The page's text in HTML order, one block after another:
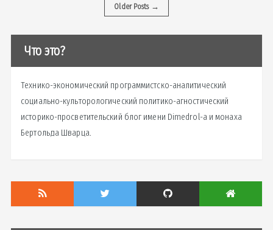
Older Posts →
Что это?
Технико-экономический программистско-аналитический
социально-культорологический политико-агностический
историко-просветительский блог имени Dimedrol-a и монаха
Бертольда Шварца.